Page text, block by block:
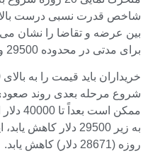
شاخص قدرت نسبی درست
بین عرضه و تقاضا را نشان می
برای مدتی در محدوده 29500 و 31500 دلار نگه دارد.
ممکن
روزه (28671 دلار) کاهش یابد.